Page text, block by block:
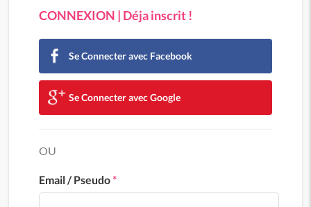
CONNEXION | Déja inscrit !
Se Connecter avec Facebook
Se Connecter avec Google
OU
Email / Pseudo*